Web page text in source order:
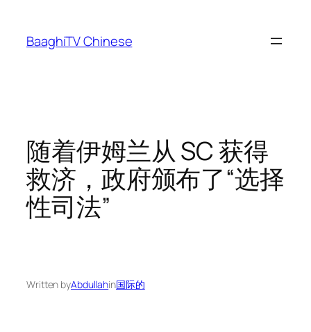
content
BaaghiTV Chinese
随着伊姆兰从 SC 获得
救济，政府颁布了“选择
性司法”
Written byAbdullahin国际的